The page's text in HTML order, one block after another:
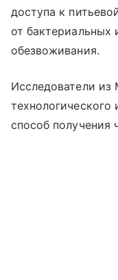
доступа к
от бактериальных
обезвоживания.
Исследователи из
способ получения